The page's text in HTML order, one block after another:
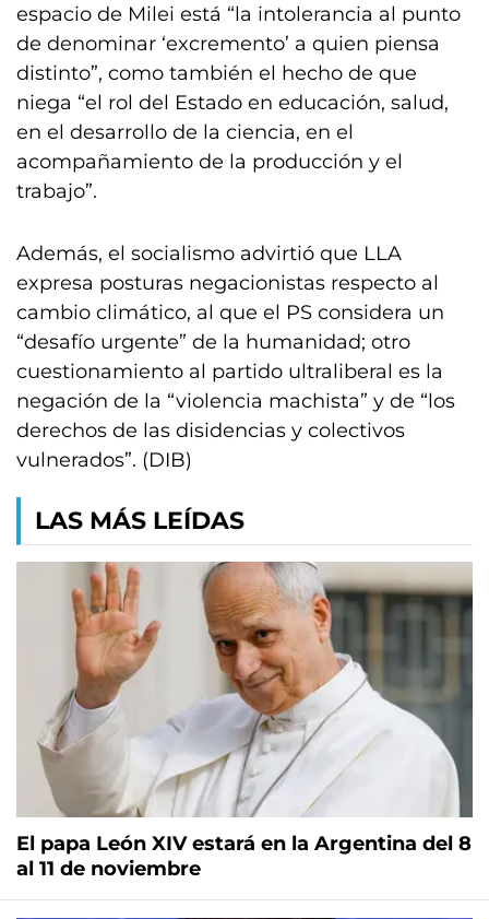
espacio de Milei está “la intolerancia al punto
de denominar ‘excremento’ a quien piensa
distinto”, como también el hecho de que
niega “el rol del Estado en educación, salud,
en el desarrollo de la ciencia, en el
acompañamiento de la producción y el
trabajo”.
Además, el socialismo advirtió que LLA
expresa posturas negacionistas respecto al
cambio climático, al que el PS considera un
“desafío urgente” de la humanidad; otro
cuestionamiento al partido ultraliberal es la
negación de la “violencia machista” y de “los
derechos de las disidencias y colectivos
vulnerados”. (DIB)
LAS MÁS LEÍDAS
El papa León XIV estará en la Argentina del 8
al 11 de noviembre